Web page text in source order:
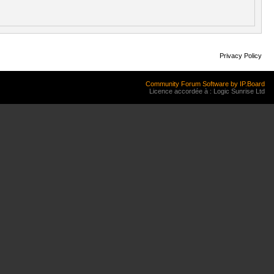
Privacy Policy
Community Forum Software by IP.Board
Licence accordée à : Logic Sunrise Ltd